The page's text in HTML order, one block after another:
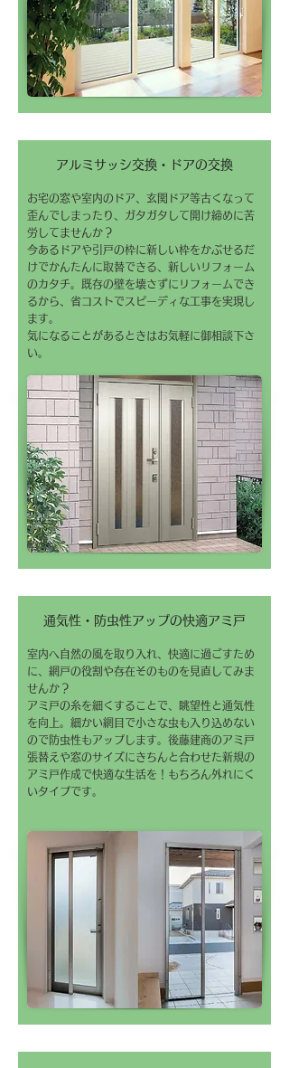
アルミサッシ交換・ドアの交換
お宅の窓や室内のドア、玄関ドア等古くなって
歪んでしまったり、ガタガタして開け締めに苦
労してませんか？
今あるドアや引戸の枠に新しい枠をかぶせるだ
けでかんたんに取替できる、新しいリフォーム
のカタチ。既存の壁を壊さずにリフォームでき
るから、省コストでスピーディな工事を実現し
ます。
気になることがあるときはお気軽に御相談下さ
い。
通気性・防虫性アップの快適アミ戸
室内へ自然の風を取り入れ、快適に過ごすため
に、網戸の役割や存在そのものを見直してみま
せんか？
アミ戸の糸を細くすることで、眺望性と通気性
を向上。細かい網目で小さな虫も入り込めない
ので防虫性もアップします。後藤建商のアミ戸
張替えや窓のサイズにきちんと合わせた新規の
アミ戸作成で快適な生活を！もちろん外れにく
いタイプです。